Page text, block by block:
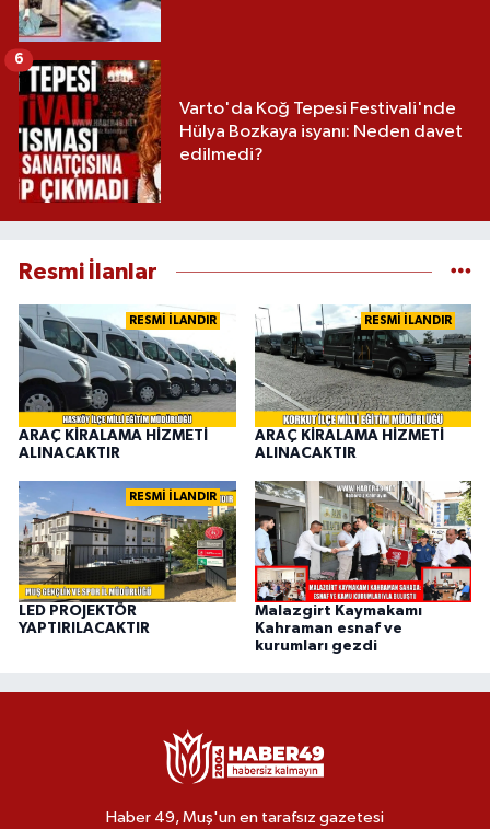
Varto'da Koğ Tepesi Festivali'nde
Hülya Bozkaya isyanı: Neden davet
edilmedi?
6
Resmi İlanlar
RESMİ İLANDIR
ARAÇ KİRALAMA HİZMETİ
ALINACAKTIR
RESMİ İLANDIR
ARAÇ KİRALAMA HİZMETİ
ALINACAKTIR
RESMİ İLANDIR
LED PROJEKTÖR
YAPTIRILACAKTIR
Malazgirt Kaymakamı
Kahraman esnaf ve
kurumları gezdi
Haber 49, Muş'un en tarafsız gazetesi